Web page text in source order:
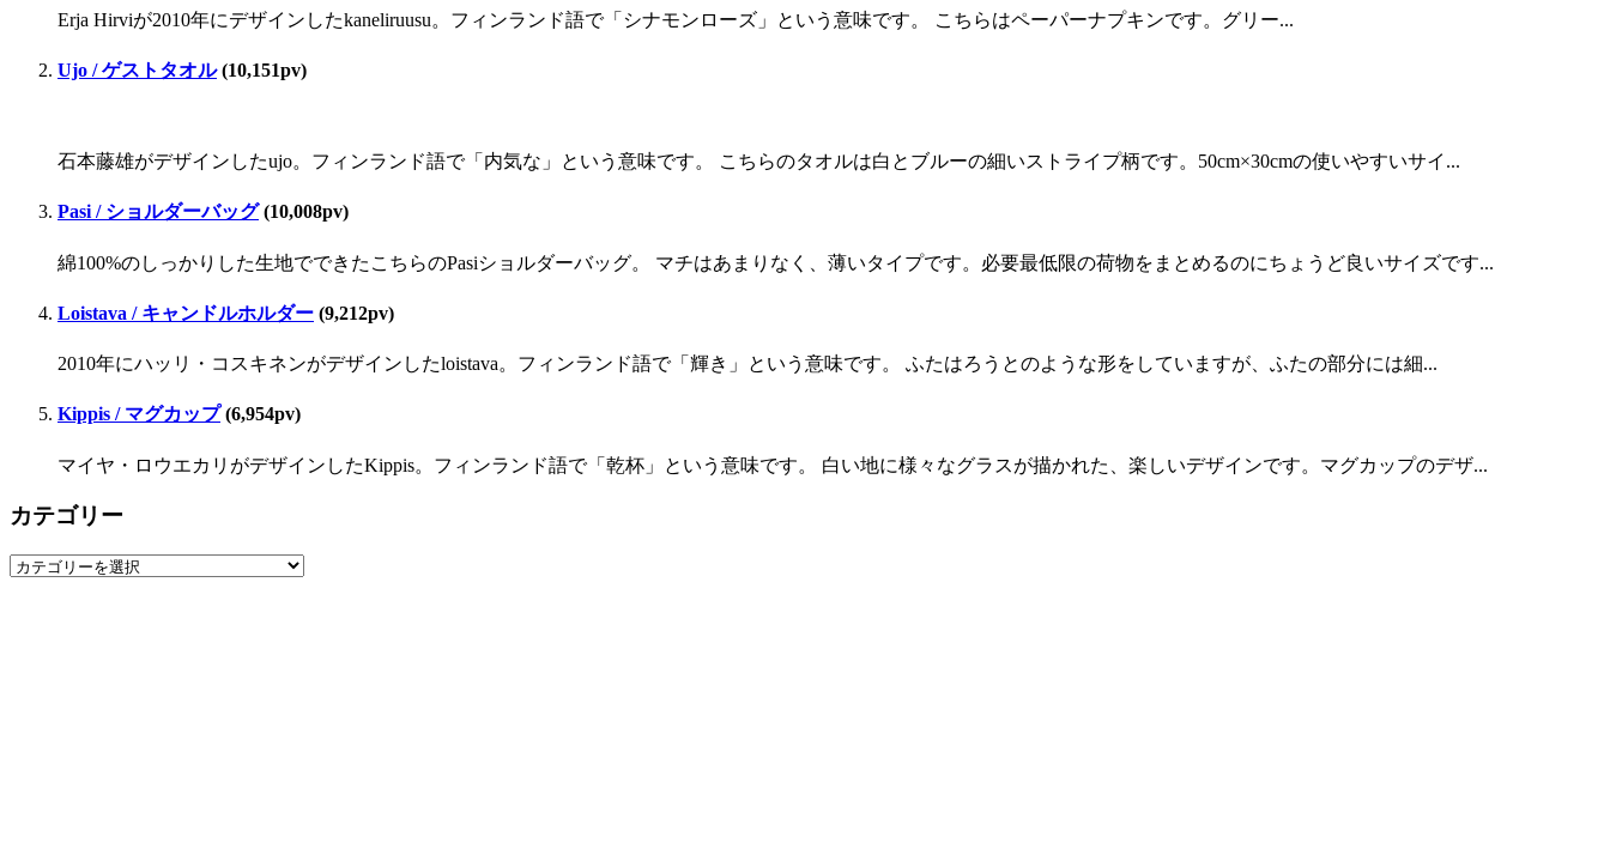
Erja Hirviが2010年にデザインしたkaneliruusu。フィンランド語で「シナモンローズ」という意味です。 こちらはペーパーナプキンです。グリー...
Ujo / ゲストタオル(10,151pv)
石本藤雄がデザインしたujo。フィンランド語で「内気な」という意味です。 こちらのタオルは白とブルーの細いストライプ柄です。50cm×30cmの使いやすいサイ...
Pasi / ショルダーバッグ(10,008pv)
綿100%のしっかりした生地でできたこちらのPasiショルダーバッグ。 マチはあまりなく、薄いタイプです。必要最低限の荷物をまとめるのにちょうど良いサイズです...
Loistava / キャンドルホルダー (9,212pv)
2010年にハッリ・コスキネンがデザインしたloistava。フィンランド語で「輝き」という意味です。 ふたはろうとのような形をしていますが、ふたの部分には細...
Kippis / マグカップ(6,954pv)
マイヤ・ロウエカリがデザインしたKippis。フィンランド語で「乾杯」という意味です。 白い地に様々なグラスが描かれた、楽しいデザインです。マグカップのデザ...
カテゴリー
カ